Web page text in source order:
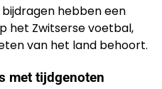
hebben een
het Zwitserse voetbal,
van het land behoort.
met tijdgenoten